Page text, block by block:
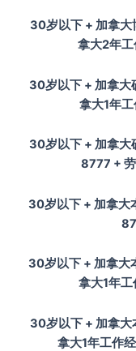
30岁以下 + 加拿大
拿大2年
30岁以下 + 加拿大
拿大1年
30岁以下 + 加拿大
8777 +
30岁以下 + 加拿大
30岁以下 + 加拿大
拿大1年
30岁以下 + 加拿大
拿大1年工作